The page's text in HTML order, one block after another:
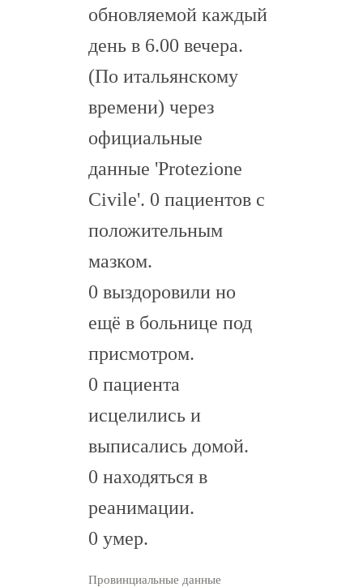
обновляемой каждый
день в 6.00 вечера.
(По итальянскому
времени) через
официальные
данные 'Protezione
Civile'. 0 пациентов с
положительным
мазком.
0 выздоровили но
ещё в больнице под
присмотром.
0 пациента
исцелились и
выписались домой.
0 находяться в
реанимации.
0 умер.
Провинциальные данные